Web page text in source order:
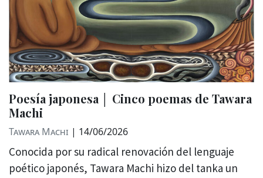
Poesía japonesa │ Cinco poemas de Tawara
Machi
Tawara Machi | 14/06/2026
Conocida por su radical renovación del lenguaje
poético japonés, Tawara Machi hizo del tanka un